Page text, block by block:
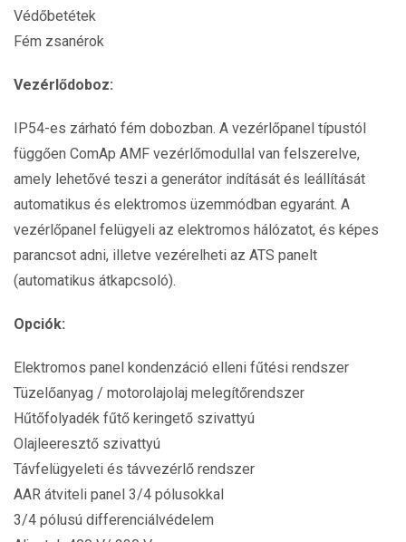
Védőbetétek
Fém zsanérok
Vezérlődoboz:
IP54-es zárható fém dobozban. A vezérlőpanel típustól
függően ComAp AMF vezérlőmodullal van felszerelve,
amely lehetővé teszi a generátor indítását és leállítását
automatikus és elektromos üzemmódban egyaránt. A
vezérlőpanel felügyeli az elektromos hálózatot, és képes
parancsot adni, illetve vezérelheti az ATS panelt
(automatikus átkapcsoló).
Opciók:
Elektromos panel kondenzáció elleni fűtési rendszer
Tüzelőanyag / motorolajolaj melegítőrendszer
Hűtőfolyadék fűtő keringető szivattyú
Olajleeresztő szivattyú
Távfelügyeleti és távvezérlő rendszer
AAR átviteli panel 3/4 pólusokkal
3/4 pólusú differenciálvédelem